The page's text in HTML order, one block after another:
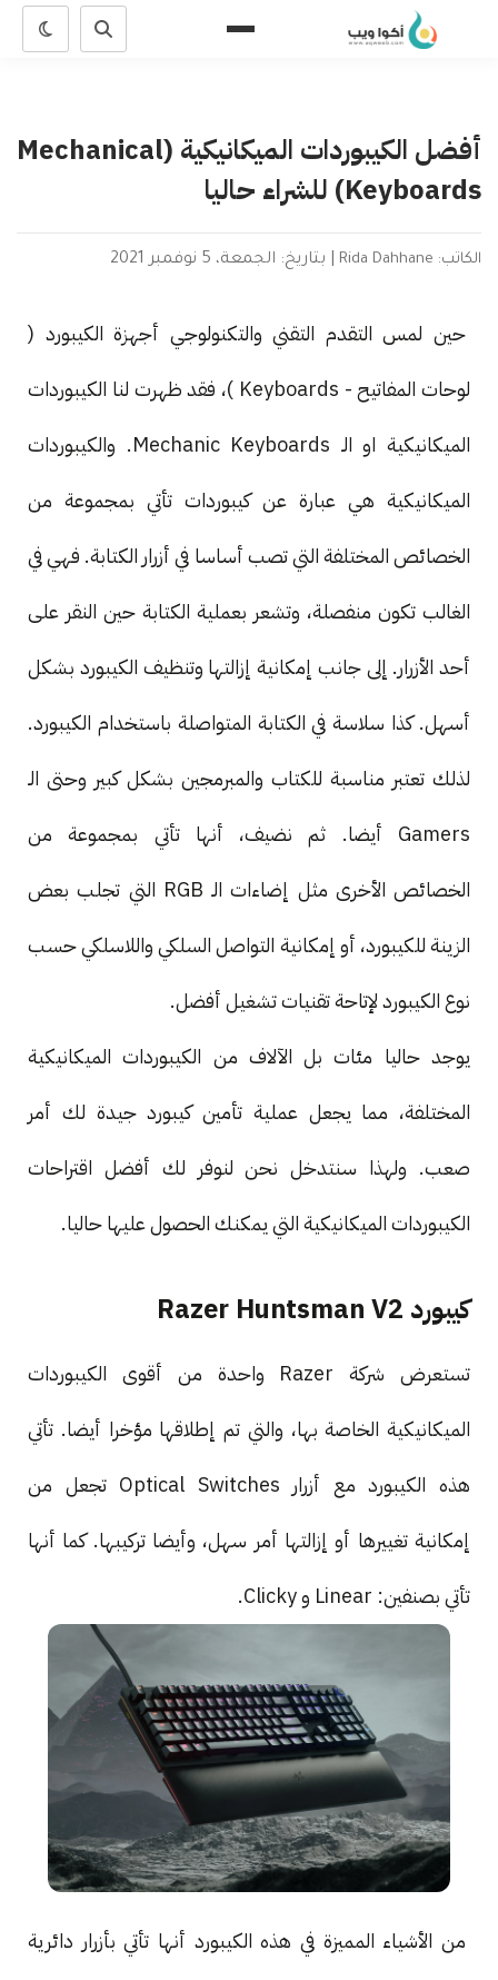
أفضل الكيبوردات الميكانيكية (Mechanical
Keyboards) للشراء حاليا
الكاتب: Rida Dahhane بتاريخ: الجمعة، 5 نوفمبر 2021
حين لمس التقدم التقني والتكنولوجي أجهزة الكيبورد (
لوحات المفاتيح - Keyboards )، فقد ظهرت لنا الكيبوردات
الميكانيكية او الـ Mechanic Keyboards. والكيبوردات
الميكانيكية هي عبارة عن كيبوردات تأتي بمجموعة من
الخصائص المختلفة التي تصب أساسا في أزرار الكتابة. فهي في
الغالب تكون منفصلة، وتشعر بعملية الكتابة حين النقر على
أحد الأزرار. إلى جانب إمكانية إزالتها وتنظيف الكيبورد بشكل
أسهل. كذا سلاسة في الكتابة المتواصلة باستخدام الكيبورد.
لذلك تعتبر مناسبة للكتاب والمبرمجين بشكل كبير وحتى الـ
Gamers أيضا. ثم نضيف، أنها تأتي بمجموعة من
الخصائص الأخرى مثل إضاءات الـ RGB التي تجلب بعض
الزينة للكيبورد، أو إمكانية التواصل السلكي واللاسلكي حسب
نوع الكيبورد لإتاحة تقنيات تشغيل أفضل.
يوجد حاليا مئات بل الآلاف من الكيبوردات الميكانيكية
المختلفة، مما يجعل عملية تأمين كيبورد جيدة لك أمر
صعب. ولهذا سنتدخل نحن لنوفر لك أفضل اقتراحات
الكيبوردات الميكانيكية التي يمكنك الحصول عليها حاليا.
كيبورد Razer Huntsman V2
تستعرض شركة Razer واحدة من أقوى الكيبوردات
الميكانيكية الخاصة بها، والتي تم إطلاقها مؤخرا أيضا. تأتي
هذه الكيبورد مع أزرار Optical Switches تجعل من
إمكانية تغييرها أو إزالتها أمر سهل، وأيضا تركيبها. كما أنها
تأتي بصنفين: Linear و Clicky.
من الأشياء المميزة في هذه الكيبورد أنها تأتي بأزرار دائرية